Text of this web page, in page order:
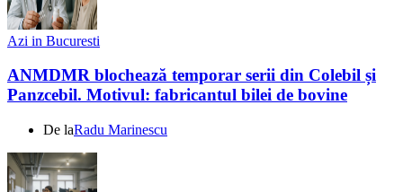
Azi in Bucuresti
ANMDMR blochează temporar serii din Colebil și
Panzcebil. Motivul: fabricantul bilei de bovine
De laRadu Marinescu